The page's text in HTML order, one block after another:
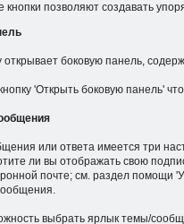
кнопки позволяют создавать
открывает боковую панель,
'Открыть боковую панель'
или ответа имеется три
ли вы отображать свою
почте; см. раздел помощи
выбрать ярлык темы/